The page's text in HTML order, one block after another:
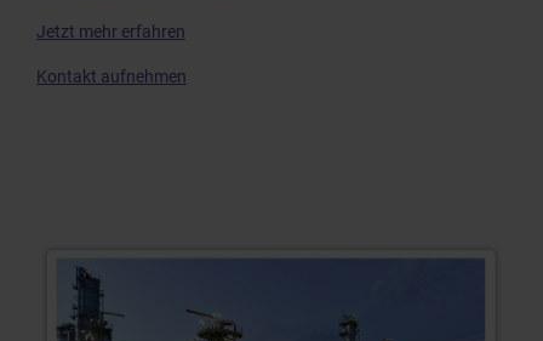
Jetzt mehr erfahren
Kontakt aufnehmen